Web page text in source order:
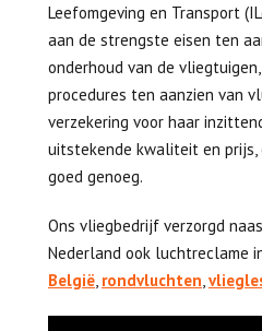
Leefomgeving en Transport
aan de strengste eisen ten
onderhoud van de
procedures ten aanzien van
verzekering voor haar
uitstekende kwaliteit en prijs,
goed genoeg.
Ons vliegbedrijf verzorgd
Nederland ook luchtreclame
België rondvluchten